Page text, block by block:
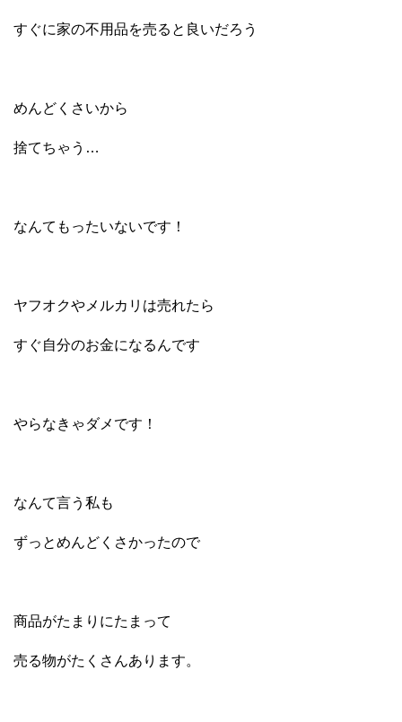
すぐに家の不用品を売ると良いだろう
めんどくさいから
捨てちゃう…
なんてもったいないです！
ヤフオクやメルカリは売れたら
すぐ自分のお金になるんです
やらなきゃダメです！
なんて言う私も
ずっとめんどくさかったので
商品がたまりにたまって
売る物がたくさんあります。